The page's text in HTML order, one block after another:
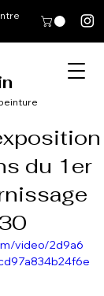
du 1er
video/2d9a6